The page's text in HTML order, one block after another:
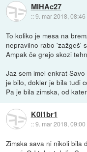
MIHAc27
::9. mar 2018, 08:46
To koliko je mesa na
nepravilno rabo 'zažgeš'
Ampak če grejo skozi
Jaz sem imel enkrat
je bilo, dokler je bila tudi
Pa je bila zimska, od
K0l1br1
::9. mar 2018, 09:00
Zimska sava ni nikoli bila